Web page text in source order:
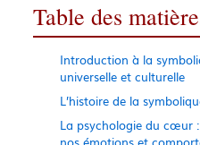
Table des
Introduction à la
universelle et culturelle
L’histoire de la
La psychologie du cœur